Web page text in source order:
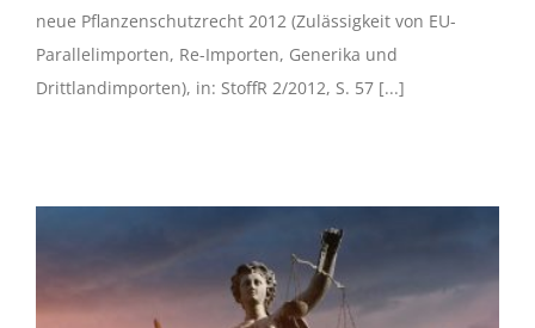
neue Pflanzenschutzrecht 2012 (Zulässigkeit von EU-
Parallelimporten, Re-Importen, Generika und
Drittlandimporten), in: StoffR 2/2012, S. 57 [...]